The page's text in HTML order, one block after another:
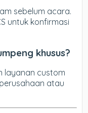
sebelum acara.
untuk konfirmasi
khusus?
layanan custom
atau